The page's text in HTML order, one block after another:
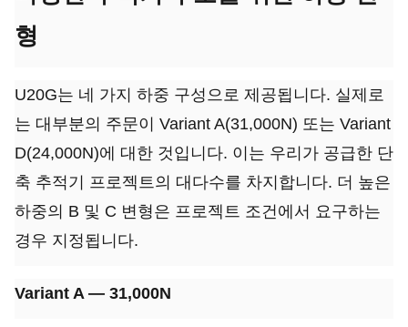
형
U20G는 네 가지 하중 구성으로 제공됩니다. 실제로
는 대부분의 주문이 Variant A(31,000N) 또는 Variant
D(24,000N)에 대한 것입니다. 이는 우리가 공급한 단
축 추적기 프로젝트의 대다수를 차지합니다. 더 높은
하중의 B 및 C 변형은 프로젝트 조건에서 요구하는
경우 지정됩니다.
Variant A — 31,000N